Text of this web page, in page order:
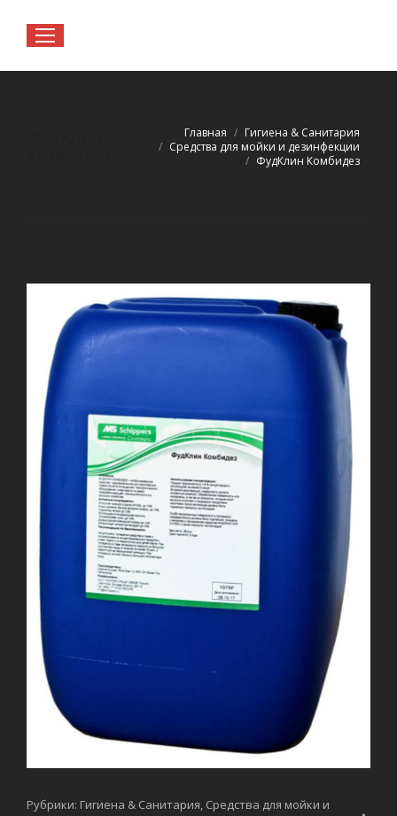
Главная
Гигиена & Санитария
Средства для мойки и дезинфекции
ФудКлин Комбидез
Рубрики: Гигиена & Санитария, Средства для мойки и